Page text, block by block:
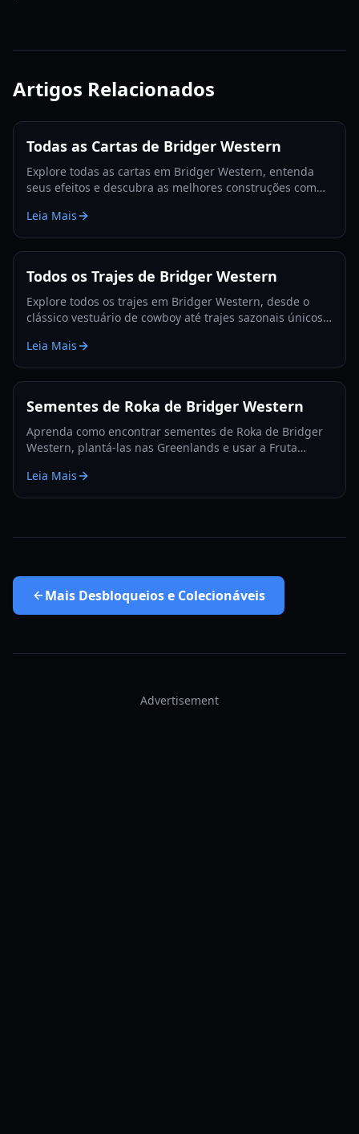
Artigos Relacionados
Todas as Cartas de Bridger Western
Explore todas as cartas em Bridger Western, entenda
seus efeitos e descubra as melhores construções com
Leia Mais
Todos os Trajes de Bridger Western
Explore todos os trajes em Bridger Western, desde o
clássico vestuário de cowboy até trajes sazonais únicos,
Leia Mais
Sementes de Roka de Bridger Western
Aprenda como encontrar sementes de Roka de Bridger
Western, plantá-las nas Greenlands e usar a Fruta
Leia Mais
Mais Desbloqueios e Colecionáveis
Advertisement